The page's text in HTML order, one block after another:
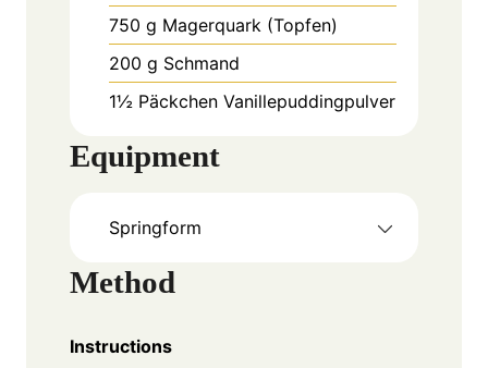
750 g Magerquark (Topfen)
200 g Schmand
1½ Päckchen Vanillepuddingpulver
Equipment
Springform
Method
Instructions